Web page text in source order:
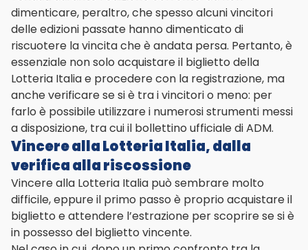
dimenticare, peraltro, che spesso alcuni vincitori
delle edizioni passate hanno dimenticato di
riscuotere la vincita che è andata persa. Pertanto, è
essenziale non solo acquistare il biglietto della
Lotteria Italia e procedere con la registrazione, ma
anche verificare se si è tra i vincitori o meno: per
farlo è possibile utilizzare i numerosi strumenti messi
a disposizione, tra cui il bollettino ufficiale di ADM.
Vincere alla Lotteria Italia, dalla
verifica alla riscossione
Vincere alla Lotteria Italia può sembrare molto
difficile, eppure il primo passo è proprio acquistare il
biglietto e attendere l’estrazione per scoprire se si è
in possesso del biglietto vincente.